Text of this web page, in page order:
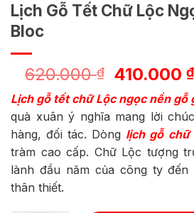
Lịch Gỗ Tết Chữ Lộc
Bloc
620.000₫
Giá
là:
620.000
410.000₫
Lịch gỗ tết chữ Lộc ngọc nền gỗ
quà xuân ý nghĩa mang lời
hàng, đối tác. Dòng lịch gỗ chữ
tràm cao cấp. Chữ Lộc tượng
lành đầu năm của công ty đến
thân thiết.